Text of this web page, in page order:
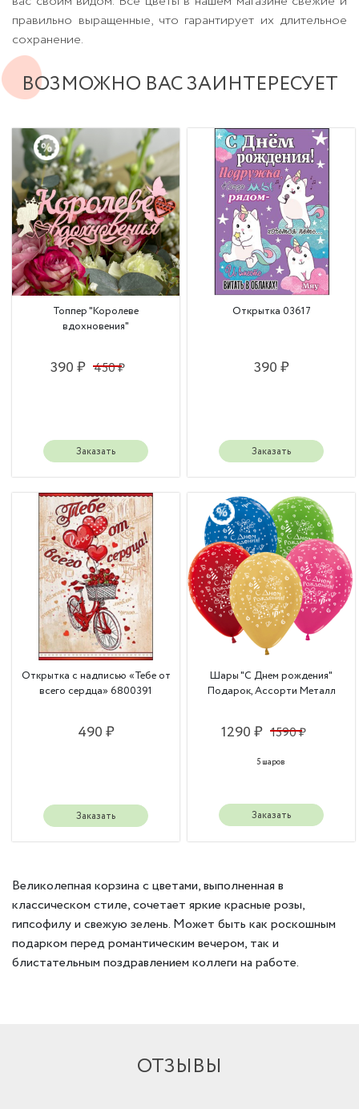
правильно выращенные, что гарантирует их длительное
сохранение.
ВОЗМОЖНО ВАС ЗАИНТЕРЕСУЕТ
Топпер "Королеве
вдохновения"
390 ₽ 450 ₽
Заказать
Открытка 03617
390 ₽
Заказать
Открытка с надписью «Тебе от
всего сердца» 6800391
490 ₽
Заказать
Шары "С Днем рождения"
Подарок, Ассорти Металл
1290 ₽ 1590 ₽
5 шаров
Заказать
Великолепная корзина с цветами, выполненная в
классическом стиле, сочетает яркие красные розы,
гипсофилу и свежую зелень. Может быть как роскошным
подарком перед романтическим вечером, так и
блистательным поздравлением коллеги на работе.
ОТЗЫВЫ